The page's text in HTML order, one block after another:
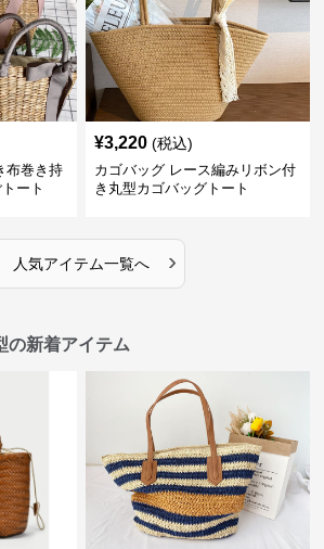
布巻き持
ート
¥3,220 (税込)
カゴバッグ レース編みリボン付
き丸型カゴバッグトート
人気アイテム一覧へ ›
の新着アイテム